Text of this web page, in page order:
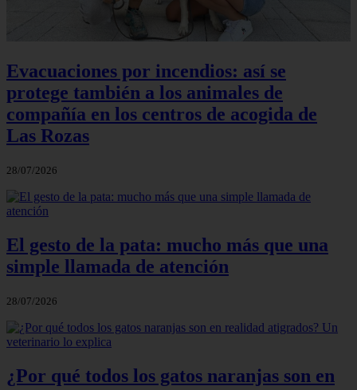
Evacuaciones por incendios: así se
protege también a los animales de
compañía en los centros de acogida de
Las Rozas
28/07/2026
El gesto de la pata: mucho más que una
simple llamada de atención
28/07/2026
¿Por qué todos los gatos naranjas son en